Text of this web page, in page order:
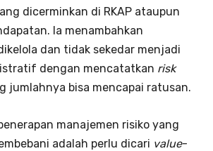
dicerminkan di RKAP ataupun
Ia menambahkan
dan tidak sekedar menjadi
dengan mencatatkan risk
jumlahnya bisa mencapai ratusan.
manajemen risiko yang
adalah perlu dicari value-